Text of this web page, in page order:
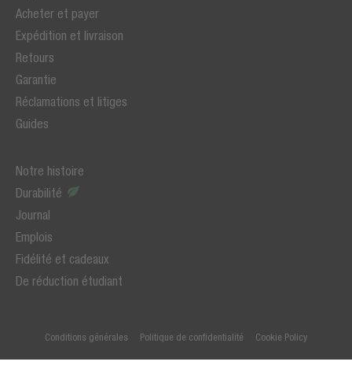
Acheter et payer
Expédition et livraison
Retours
Garantie
Réclamations et litiges
Guides
Notre histoire
Durabilité
Journal
Emplois
Fidélité et cadeaux
De réduction étudiant
Conditions générales Politique de confidentialité Cookie Policy